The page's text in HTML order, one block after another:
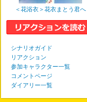
＜花浴衣＞花衣まとう君へ
シナリオガイド
リアクション
参加キャラクター一覧
コメントページ
ダイアリー一覧